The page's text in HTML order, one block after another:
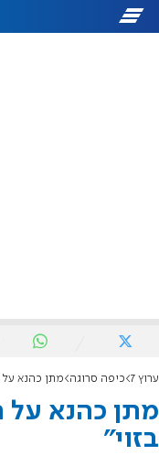
ערוץ 7 כיפה סרוגה מתן כהנא על
מתן כהנא על
בזוי"